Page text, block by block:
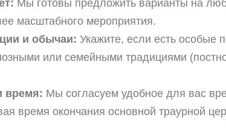
Мы готовы предложить варианты на
масштабного мероприятия.
и обычаи: Укажите, если есть особые
или семейными традициями
время: Мы согласуем удобное для вас
время окончания основной траурной